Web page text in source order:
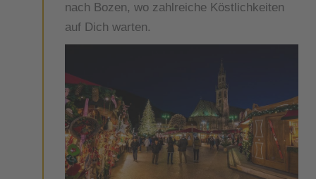
nach Bozen, wo zahlreiche Köstlichkeiten
auf Dich warten.